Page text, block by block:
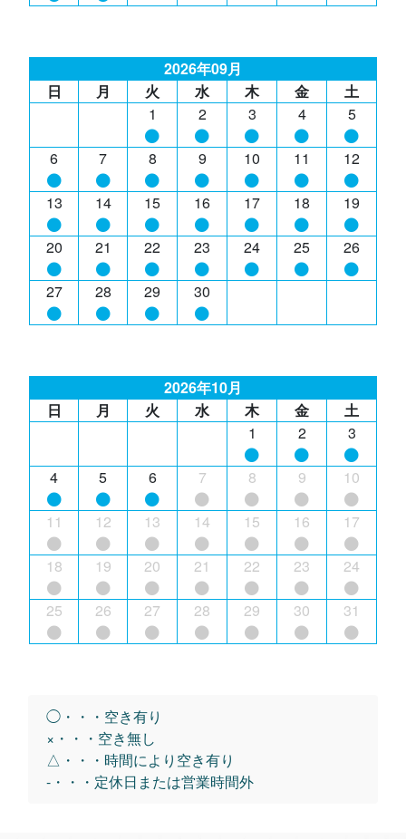
2026年09月
日
月 火 水 木 金
土
1
2 3 4 5
6 7 8 9 10 11 12
13 14 15 16 17 18 19
20 21 22 23 24 25 26
27 28 29 30
2026年10月
日
月 火 水 木 金
土
1
2 3
4 5 6 7 8 9 10
11 12 13 14 15 16 17
18 19 20 21 22 23 24
25 26 27 28 29 30 31
◯・・・空き有り
×・・・空き無し
△・・・時間により空き有り
-・・・定休日または営業時間外